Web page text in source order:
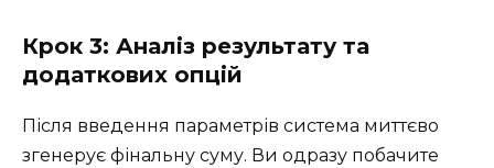
Крок 3: Аналіз результату та
додаткових опцій
Після введення параметрів система миттєво
згенерує фінальну суму. Ви одразу побачите